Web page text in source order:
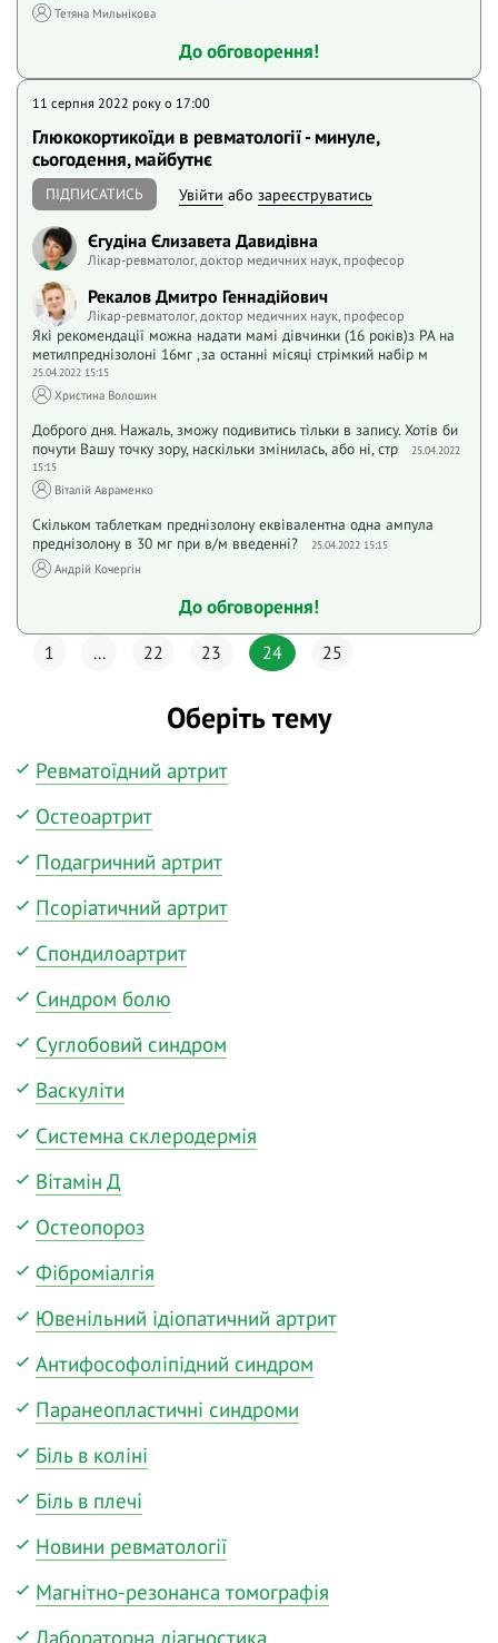
Тетяна Мильнікова
До обговорення!
11 серпня 2022 року o 17:00
Глюкокортикоїди в ревматології - минуле,
сьогодення, майбутнє
ПІДПИСАТИСЬ Увійти або зареєструватись
Єгудіна Єлизавета Давидівна
Лікар-ревматолог, доктор медичних наук, професор
Рекалов Дмитро Геннадійович
Лікар-ревматолог, доктор медичних наук, професор
Які рекомендації можна надати мамі дівчинки (16 років)з РА на
метилпреднізолоні 16мг ,за останні місяці стрімкий набір м
25.04.2022 15:15
Христина Волошин
Доброго дня. Нажаль, зможу подивитись тільки в запису. Хотів би
почути Вашу точку зору, наскільки змінилась, або ні, стр
25.04.2022
15:15
Віталій Авраменко
Скільком таблеткам преднізолону еквівалентна одна ампула
преднізолону в 30 мг при в/м введенні?
25.04.2022 15:15
Андрій Кочергін
До обговорення!
1 ... 22 23 24 25
Оберіть тему
Ревматоїдний артрит
Остеоартрит
Подагричний артрит
Псоріатичний артрит
Спондилоартрит
Синдром болю
Суглобовий синдром
Васкуліти
Системна склеродермія
Вітамін Д
Остеопороз
Фіброміалгія
Ювенільний ідіопатичний артрит
Антифософоліпідний синдром
Паранеопластичні синдроми
Біль в коліні
Біль в плечі
Новини ревматології
Магнітно-резонанса томографія
Лабораторна діагностика